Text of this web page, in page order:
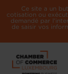
Ce site a un
cotisation ou
demandé par
de saisir vos